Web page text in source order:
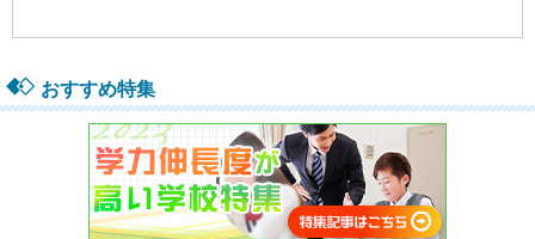
おすすめ特集